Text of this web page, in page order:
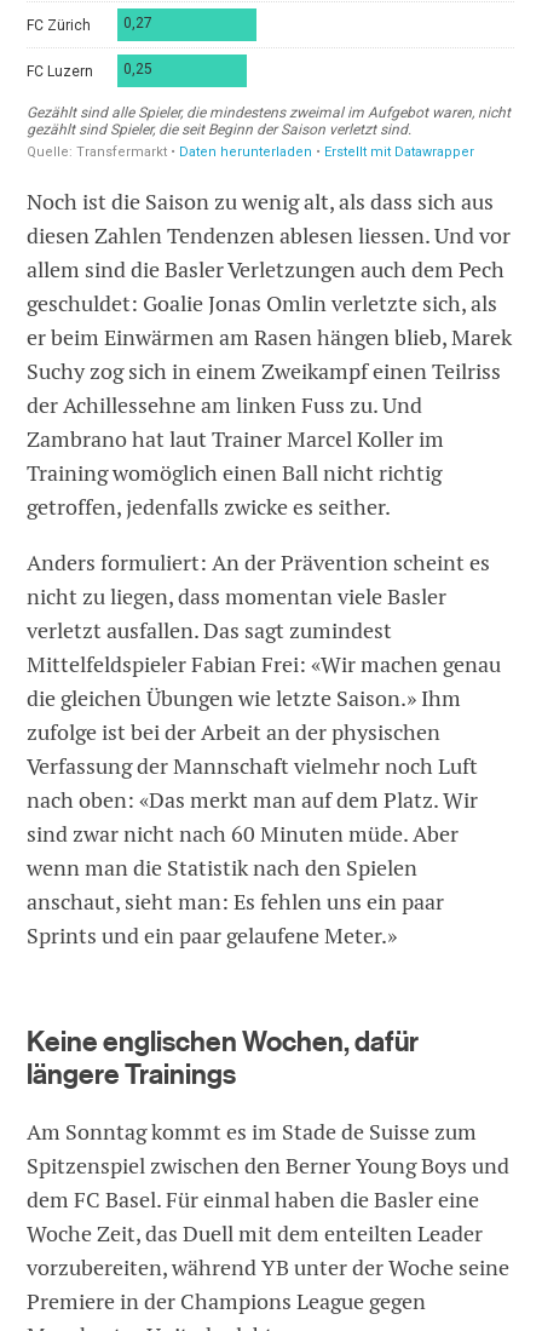
Noch ist die Saison zu wenig alt, als dass sich aus
diesen Zahlen Tendenzen ablesen liessen. Und vor
allem sind die Basler Verletzungen auch dem Pech
geschuldet: Goalie Jonas Omlin verletzte sich, als
er beim Einwärmen am Rasen hängen blieb, Marek
Suchy zog sich in einem Zweikampf einen Teilriss
der Achillessehne am linken Fuss zu. Und
Zambrano hat laut Trainer Marcel Koller im
Training womöglich einen Ball nicht richtig
getroffen, jedenfalls zwicke es seither.
Anders formuliert: An der Prävention scheint es
nicht zu liegen, dass momentan viele Basler
verletzt ausfallen. Das sagt zumindest
Mittelfeldspieler Fabian Frei: «Wir machen genau
die gleichen Übungen wie letzte Saison.» Ihm
zufolge ist bei der Arbeit an der physischen
Verfassung der Mannschaft vielmehr noch Luft
nach oben: «Das merkt man auf dem Platz. Wir
sind zwar nicht nach 60 Minuten müde. Aber
wenn man die Statistik nach den Spielen
anschaut, sieht man: Es fehlen uns ein paar
Sprints und ein paar gelaufene Meter.»
Keine englischen Wochen, dafür
längere Trainings
Am Sonntag kommt es im Stade de Suisse zum
Spitzenspiel zwischen den Berner Young Boys und
dem FC Basel. Für einmal haben die Basler eine
Woche Zeit, das Duell mit dem enteilten Leader
vorzubereiten, während YB unter der Woche seine
Premiere in der Champions League gegen